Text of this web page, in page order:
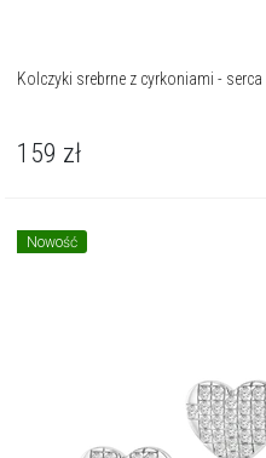
Kolczyki srebrne z cyrkoniami - serca
159 zł
Nowość